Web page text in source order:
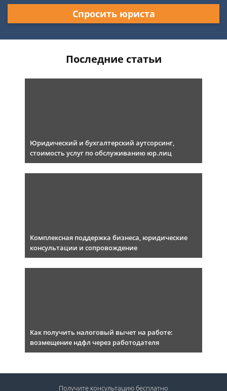
Спросить юриста
Последние статьи
Юридический и бухгалтерский аутсорсинг,
стоимость услуг по обслуживанию юр.лиц
Комплексная поддержка бизнеса, юридические
консультации и сопровождение
Как получить налоговый вычет на работе:
возмещение ндфл через работодателя
Получите консультациюбесплатно